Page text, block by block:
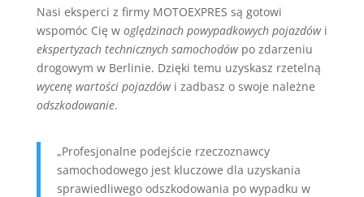
Nasi eksperci z firmy MOTOEXPRES są gotowi
wspomóc Cię w oględzinach powypadkowych pojazdówi
ekspertyzach technicznych samochodówpo zdarzeniu
drogowym w Berlinie. Dzięki temu uzyskasz rzetelną
wycenę wartości pojazdówi zadbasz o swoje należne
odszkodowanie.
„Profesjonalne podejście rzeczoznawcy
samochodowego jest kluczowe dla uzyskania
sprawiedliwego odszkodowania po wypadku w